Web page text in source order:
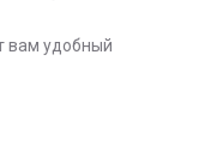
вам удобный